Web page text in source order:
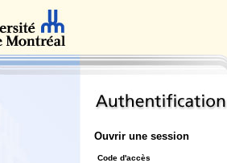
Ouvrir une session
Code d'accès